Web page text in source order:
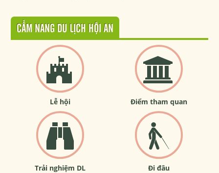
CẨM NANG DU LỊCH HỘI AN
Lễ hội Điểm tham quan
Trải nghiệm DL Đi đâu